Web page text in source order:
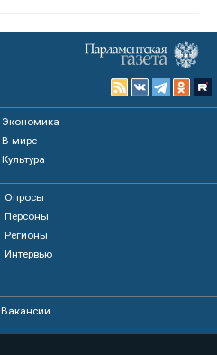
Экономика
В мире
Культура
Опросы
Персоны
Регионы
Интервью
Вакансии